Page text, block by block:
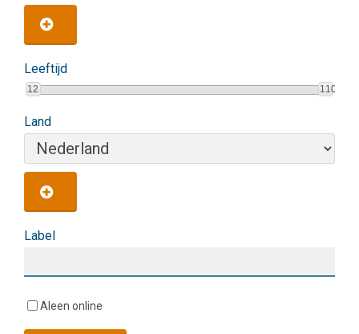
Leeftijd
12 110
Land
Label
Aleen online